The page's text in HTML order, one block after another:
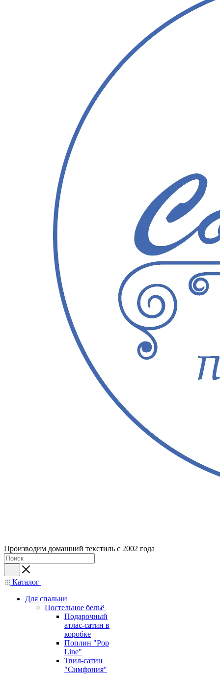
Производим домашний текстиль с 2002 года
Каталог
Для спальни
Постельное бельё
Подарочный
атлас-сатин в
коробке
Поплин "Pop
Line"
Твил-сатин
"Симфония"